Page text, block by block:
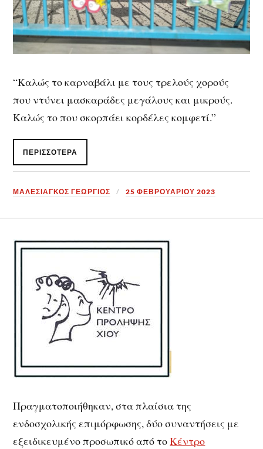
“Καλώς το καρναβάλι με τους τρελούς χορούς
που ντύνει μασκαράδες μεγάλους και μικρούς.
Καλώς το που σκορπάει κορδέλες κομφετί.”
ΠΕΡΙΣΣΌΤΕΡΑ
ΜΑΛΕΣΙΑΓΚΟΣ ΓΕΩΡΓΙΟΣ 25 ΦΕΒΡΟΥΑΡΊΟΥ 2023
Πραγματοποιήθηκαν, στα πλαίσια της
ενδοσχολικής επιμόρφωσης, δύο συναντήσεις με
εξειδικευμένο προσωπικό από τοΚέντρο